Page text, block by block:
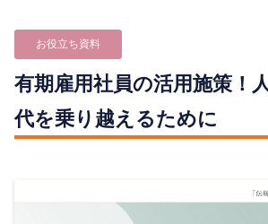
お役立ち資料
有期雇用社員の活用施策！
代を乗り越えるために